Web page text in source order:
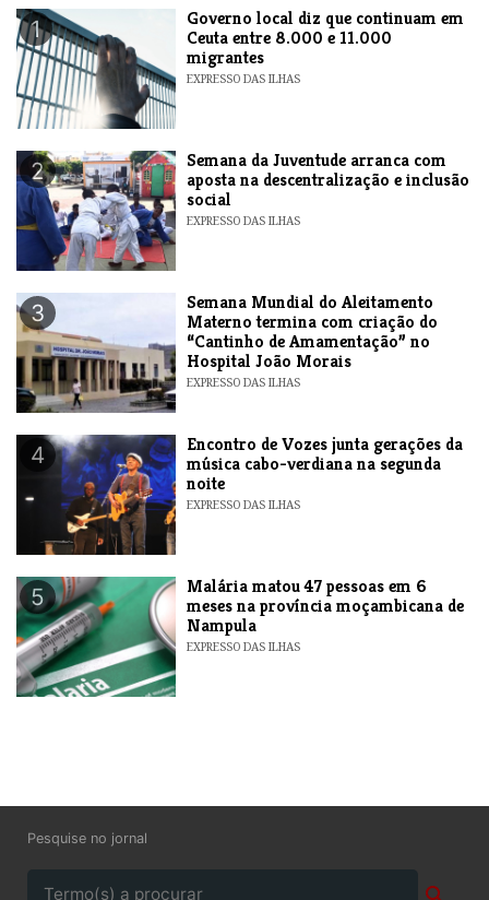
1
​Governo local diz que continuam em
Ceuta entre 8.000 e 11.000
migrantes
EXPRESSO DAS ILHAS
2
Semana da Juventude arranca com
aposta na descentralização e inclusão
social
EXPRESSO DAS ILHAS
3
Semana Mundial do Aleitamento
Materno termina com criação do
“Cantinho de Amamentação” no
Hospital João Morais
EXPRESSO DAS ILHAS
4
Encontro de Vozes junta gerações da
música cabo-verdiana na segunda
noite
EXPRESSO DAS ILHAS
5
​Malária matou 47 pessoas em 6
meses na província moçambicana de
Nampula
EXPRESSO DAS ILHAS
Pesquise no jornal